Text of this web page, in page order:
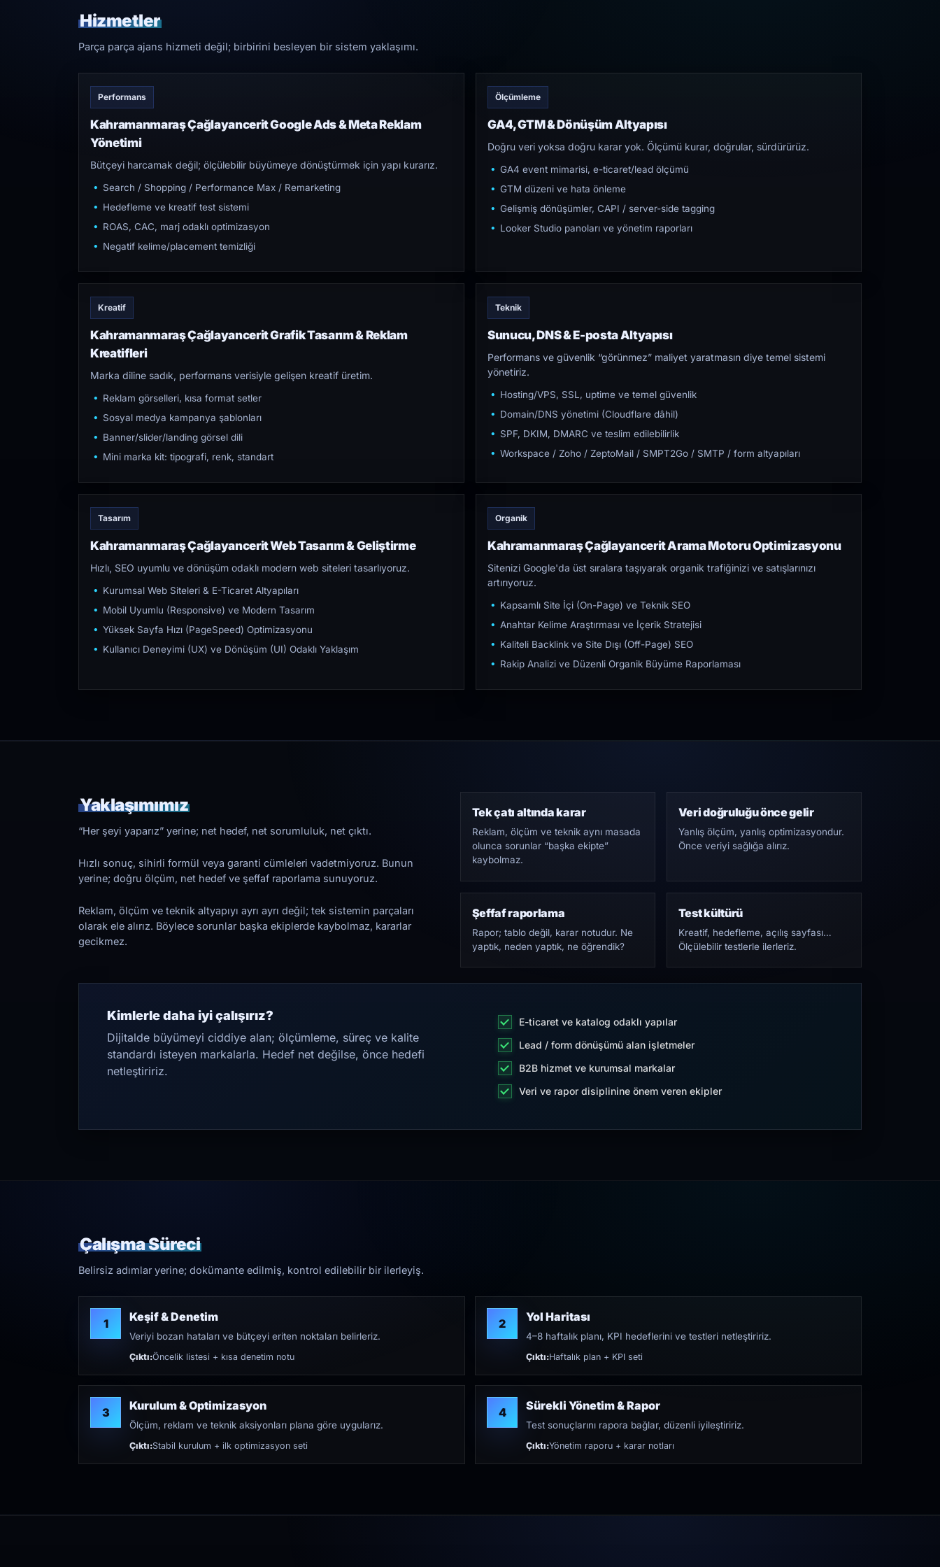
Hizmetler
Parça parça ajans hizmeti değil; birbirini besleyen bir sistem yaklaşımı.
Performans
Kahramanmaraş Çağlayancerit Google Ads & Meta Reklam
Yönetimi
Bütçeyi harcamak değil; ölçülebilir büyümeye dönüştürmek için yapı kurarız.
Search / Shopping / Performance Max / Remarketing
Hedefleme ve kreatif test sistemi
ROAS, CAC, marj odaklı optimizasyon
Negatif kelime/placement temizliği
Ölçümleme
GA4, GTM & Dönüşüm Altyapısı
Doğru veri yoksa doğru karar yok. Ölçümü kurar, doğrular, sürdürürüz.
GA4 event mimarisi, e-ticaret/lead ölçümü
GTM düzeni ve hata önleme
Gelişmiş dönüşümler, CAPI / server-side tagging
Looker Studio panoları ve yönetim raporları
Kreatif
Kahramanmaraş Çağlayancerit Grafik Tasarım & Reklam
Kreatifleri
Marka diline sadık, performans verisiyle gelişen kreatif üretim.
Reklam görselleri, kısa format setler
Sosyal medya kampanya şablonları
Banner/slider/landing görsel dili
Mini marka kit: tipografi, renk, standart
Teknik
Sunucu, DNS & E-posta Altyapısı
Performans ve güvenlik “görünmez” maliyet yaratmasın diye temel sistemi
yönetiriz.
Hosting/VPS, SSL, uptime ve temel güvenlik
Domain/DNS yönetimi (Cloudflare dâhil)
SPF, DKIM, DMARC ve teslim edilebilirlik
Workspace / Zoho / ZeptoMail / SMPT2Go / SMTP / form altyapıları
Tasarım
Kahramanmaraş Çağlayancerit Web Tasarım & Geliştirme
Hızlı, SEO uyumlu ve dönüşüm odaklı modern web siteleri tasarlıyoruz.
Kurumsal Web Siteleri & E-Ticaret Altyapıları
Mobil Uyumlu (Responsive) ve Modern Tasarım
Yüksek Sayfa Hızı (PageSpeed) Optimizasyonu
Kullanıcı Deneyimi (UX) ve Dönüşüm (UI) Odaklı Yaklaşım
Organik
Kahramanmaraş Çağlayancerit Arama Motoru Optimizasyonu
Sitenizi Google'da üst sıralara taşıyarak organik trafiğinizi ve satışlarınızı
artırıyoruz.
Kapsamlı Site İçi (On-Page) ve Teknik SEO
Anahtar Kelime Araştırması ve İçerik Stratejisi
Kaliteli Backlink ve Site Dışı (Off-Page) SEO
Rakip Analizi ve Düzenli Organik Büyüme Raporlaması
Yaklaşımımız
“Her şeyi yaparız” yerine; net hedef, net sorumluluk, net çıktı.
Hızlı sonuç, sihirli formül veya garanti cümleleri vadetmiyoruz. Bunun
yerine; doğru ölçüm, net hedef ve şeffaf raporlama sunuyoruz.
Reklam, ölçüm ve teknik altyapıyı ayrı ayrı değil; tek sistemin parçaları
olarak ele alırız. Böylece sorunlar başka ekiplerde kaybolmaz, kararlar
gecikmez.
Tek çatı altında karar
Reklam, ölçüm ve teknik aynı masada
olunca sorunlar “başka ekipte”
kaybolmaz.
Veri doğruluğu önce gelir
Yanlış ölçüm, yanlış optimizasyondur.
Önce veriyi sağlığa alırız.
Şeffaf raporlama
Rapor; tablo değil, karar notudur. Ne
yaptık, neden yaptık, ne öğrendik?
Test kültürü
Kreatif, hedefleme, açılış sayfası…
Ölçülebilir testlerle ilerleriz.
Kimlerle daha iyi çalışırız?
Dijitalde büyümeyi ciddiye alan; ölçümleme, süreç ve kalite
standardı isteyen markalarla. Hedef net değilse, önce hedefi
netleştiririz.
E-ticaret ve katalog odaklı yapılar
Lead / form dönüşümü alan işletmeler
B2B hizmet ve kurumsal markalar
Veri ve rapor disiplinine önem veren ekipler
Çalışma Süreci
Belirsiz adımlar yerine; dokümante edilmiş, kontrol edilebilir bir ilerleyiş.
1 Keşif & Denetim
Veriyi bozan hataları ve bütçeyi eriten noktaları belirleriz.
Çıktı:Öncelik listesi + kısa denetim notu
2 Yol Haritası
4–8 haftalık planı, KPI hedeflerini ve testleri netleştiririz.
Çıktı:Haftalık plan + KPI seti
3 Kurulum & Optimizasyon
Ölçüm, reklam ve teknik aksiyonları plana göre uygularız.
Çıktı:Stabil kurulum + ilk optimizasyon seti
4 Sürekli Yönetim & Rapor
Test sonuçlarını rapora bağlar, düzenli iyileştiririz.
Çıktı:Yönetim raporu + karar notları